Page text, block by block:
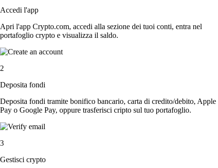
Accedi l'app
Apri l'app Crypto.com, accedi alla sezione dei tuoi conti, entra nel
portafoglio crypto e visualizza il saldo.
2
Deposita fondi
Deposita fondi tramite bonifico bancario, carta di credito/debito, Apple
Pay o Google Pay, oppure trasferisci cripto sul tuo portafoglio.
3
Gestisci crypto